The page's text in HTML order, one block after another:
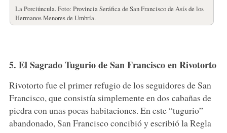
La Porciúncula. Foto: Provincia Seráfica de San Francisco de Asís de los
Hermanos Menores de Umbría.
5. El Sagrado Tugurio de San Francisco en Rivotorto
Rivotorto fue el primer refugio de los seguidores de San
Francisco, que consistía simplemente en dos cabañas de
piedra con unas pocas habitaciones. En este “tugurio”
abandonado, San Francisco concibió y escribió la Regla